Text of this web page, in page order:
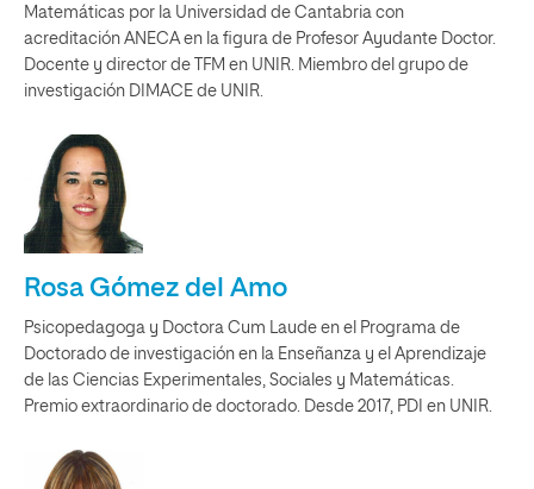
Matemáticas por la Universidad de Cantabria con
acreditación ANECA en la figura de Profesor Ayudante Doctor.
Docente y director de TFM en UNIR. Miembro del grupo de
investigación DIMACE de UNIR.
Rosa Gómez del Amo
Psicopedagoga y Doctora Cum Laude en el Programa de
Doctorado de investigación en la Enseñanza y el Aprendizaje
de las Ciencias Experimentales, Sociales y Matemáticas.
Premio extraordinario de doctorado. Desde 2017, PDI en UNIR.